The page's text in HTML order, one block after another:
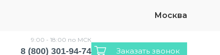
Москва
9:00 - 18:00 по МСК
8 (800) 301-94-74 Заказать звонок